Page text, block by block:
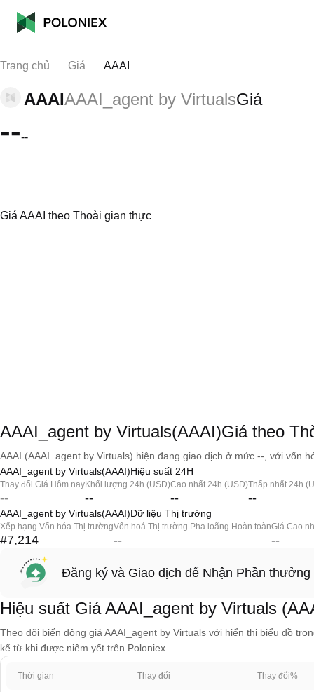
Trang chủ Giá AAAI
AAAIAAAI_agent by VirtualsGiá
----
Giá AAAI theo Thoài gian thực
AAAI_agent by Virtuals(AAAI)Giá theo
AAAI (AAAI_agent by Virtuals) hiện đang giao dịch ở mức --, với vốn
AAAI_agent by Virtuals(AAAI)Hiệu suất 24H
Thay đổi Giá Hôm nay
--
Khối lượng 24h (USD)
--
Cao nhất 24h (USD)
--
Thấp nhất 24h
--
AAAI_agent by Virtuals(AAAI)Dữ liệu Thị trường
Xếp hạng Vốn hóa Thị trường
#7,214
Vốn hoá Thị trường Pha loãng Hoàn toàn
--
Giá Cao
--
Đăng ký và Giao dịch để Nhận Phần thưởng
Hiệu suất Giá AAAI_agent by Virtuals
Theo dõi biến động giá AAAI_agent by Virtuals với hiển thị biểu đồ
kể từ khi được niêm yết trên Poloniex.
Thời gian Thay đổi Thay đổi%